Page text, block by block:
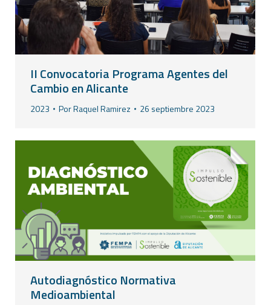
II Convocatoria Programa Agentes del
Cambio en Alicante
2023 PorRaquel Ramirez 26 septiembre 2023
Autodiagnóstico Normativa
Medioambiental